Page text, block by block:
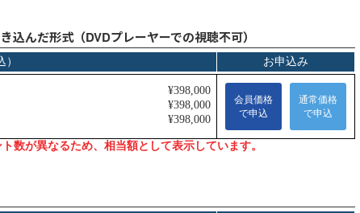
込んだ形式（DVDプレーヤーでの視聴不可）インソースブログ「東へ西へ」
コラム「パワークエリでできること
～Excelの面倒な繰り返し作業を自